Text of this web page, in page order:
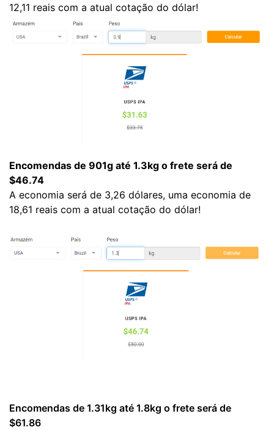
12,11 reais com a atual cotação do dólar!
Encomendas de 901g até 1.3kg o frete será de
$46.74
A economia será de 3,26 dólares, uma economia de
18,61 reais com a atual cotação do dólar!
Encomendas de 1.31kg até 1.8kg o frete será de
$61.86